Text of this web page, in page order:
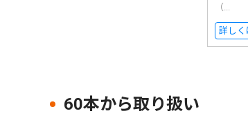
（...
詳しく
60本から取り扱い